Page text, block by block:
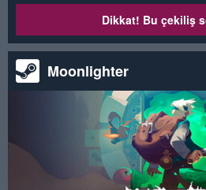
Dikkat! Bu çekiliş
Moonlighter